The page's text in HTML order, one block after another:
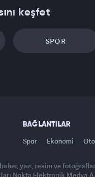
keşfet
SPOR
BAĞLANTILAR
Spor Ekonomi
yazı, resim ve
Nokta Elektronik Medya